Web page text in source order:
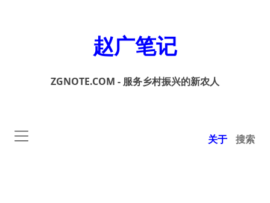
赵广笔记
ZGNOTE.COM - 服务乡村振兴的新农人
关于 搜索